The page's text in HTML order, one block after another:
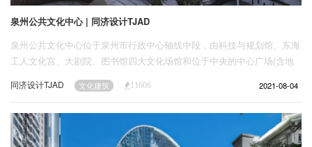
泉州公共文化中心 | 同济设计TJAD
泉州公共文化中心位于泉州市行政中心轴线中段，由科技与规划馆、东海
工人文化宫、大剧院、图书馆四大文化场馆和位于中央的中心广场(含地
下商业配套）组成。项目用地面积194.44亩，总建筑面积约32万平方米，
其中地上13.46万平方米，地下商业配套19.22万平方米。
同济设计TJAD 文化建筑 11606 2021-08-04